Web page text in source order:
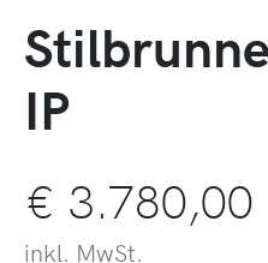
IP
€ 3.780,00
inkl. MwSt.